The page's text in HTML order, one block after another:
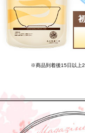
※商品到着後15日以上